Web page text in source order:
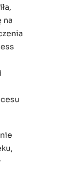
na